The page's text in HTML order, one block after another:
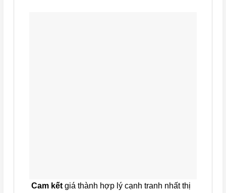
Cam kếtgiá thành hợp lý cạnh tranh nhất thị